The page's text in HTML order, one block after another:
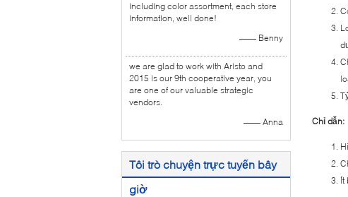
including color assortment, each store
information, well done!
—— Benny
we are glad to work with Aristo and
2015 is our 9th cooperative year, you
are one of our valuable strategic
vendors.
—— Anna
Tôi trò chuyện trực tuyến bây
giờ
Chỉ dẫn:
Ít